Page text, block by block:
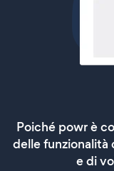
Poiché powr è
delle funzionalità
e di